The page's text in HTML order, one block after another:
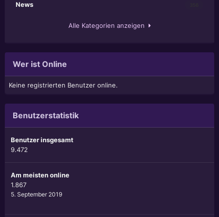
News
Alle Kategorien anzeigen
Wer ist Online
Keine registrierten Benutzer online.
Benutzerstatistik
Benutzer insgesamt
9.472
Am meisten online
1.867
5. September 2019